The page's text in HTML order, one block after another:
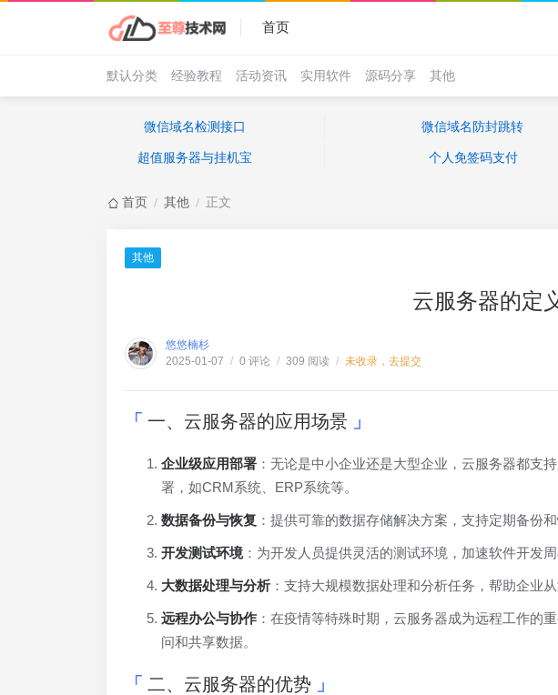
首页
默认分类 经验教程 活动资讯 实用软件 源码分享 其他
微信域名检测接口 微信域名防封跳转
超值服务器与挂机宝 个人免签码支付
首页 / 其他 / 正文
其他
云服务器的定
悠悠楠杉
2025-01-07 / 0 评论 / 309 阅读 / 未收录，去提交
一、云服务器的应用场景
企业级应用部署 ：无论是中小企业还是大型企业，云服务器都支
署，如CRM系统、ERP系统等。
数据备份与恢复 ：提供可靠的数据存储解决方案，支持定期备份
开发测试环境：为开发人员提供灵活的测试环境，加速软件开发周
大数据处理与分析 ：支持大规模数据处理和分析任务，帮助企业
远程办公与协作 ：在疫情等特殊时期，云服务器成为远程工作的
问和共享数据。
二、云服务器的优势